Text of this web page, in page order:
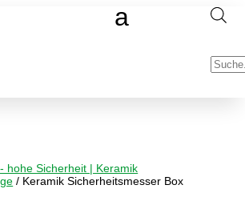
hohe Sicherheit | Keramik
/ Keramik Sicherheitsmesser Box